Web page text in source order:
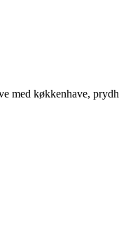
med køkkenhave,